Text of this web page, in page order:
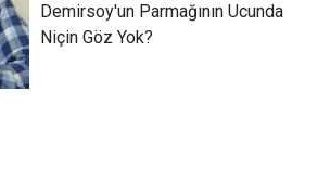
Demirsoy'un Parmağının Ucunda
Niçin Göz Yok?